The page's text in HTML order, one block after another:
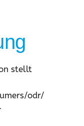
stellt
odr/